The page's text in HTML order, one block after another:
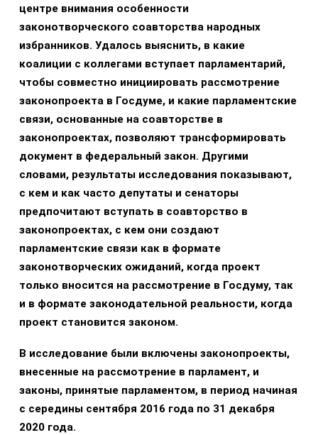
центре внимания особенности
законотворческого соавторства народных
избранников. Удалось выяснить, в какие
коалиции с коллегами вступает парламентарий,
чтобы совместно инициировать рассмотрение
законопроекта в Госдуме, и какие парламентские
связи, основанные на соавторстве в
законопроектах, позволяют трансформировать
документ в федеральный закон. Другими
словами, результаты исследования показывают,
с кем и как часто депутаты и сенаторы
предпочитают вступать в соавторство в
законопроектах, с кем они создают
парламентские связи как в формате
законотворческих ожиданий, когда проект
только вносится на рассмотрение в Госдуму, так
и в формате законодательной реальности, когда
проект становится законом.
В исследование были включены законопроекты,
внесенные на рассмотрение в парламент, и
законы, принятые парламентом, в период начиная
с середины сентября 2016 года по 31 декабря
2020 года.